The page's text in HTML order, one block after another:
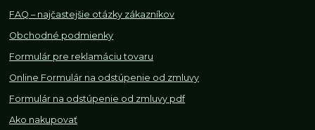
FAQ – najčastejšie otázky zákazníkov
Obchodné podmienky
Formulár pre reklamáciu tovaru
Online Formulár na odstúpenie od zmluvy
Formulár na odstúpenie od zmluvy pdf
Ako nakupovať